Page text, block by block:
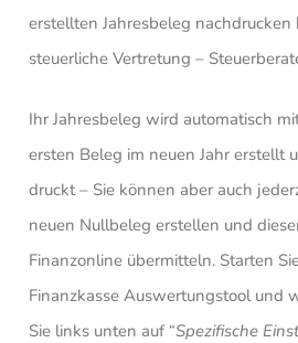
erstellten Jahres­beleg
steu­er­liche Vertre­tung –
Ihr Jahres­beleg wird auto­ma­tisch
ersten Beleg im neuen Jahr erstellt
druckt – Sie können aber auch
neuen Null­beleg erstellen und
Finan­zon­line über­mit­teln. Starten
Finanz­kasse Auswer­tungs­tool und
Sie links unten auf “Spezi­fi­sche